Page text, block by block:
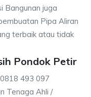
Bangunan juga
Pipa Aliran
terbaik atau tidak
Pondok Petir
493 097
Tenaga Ahli /